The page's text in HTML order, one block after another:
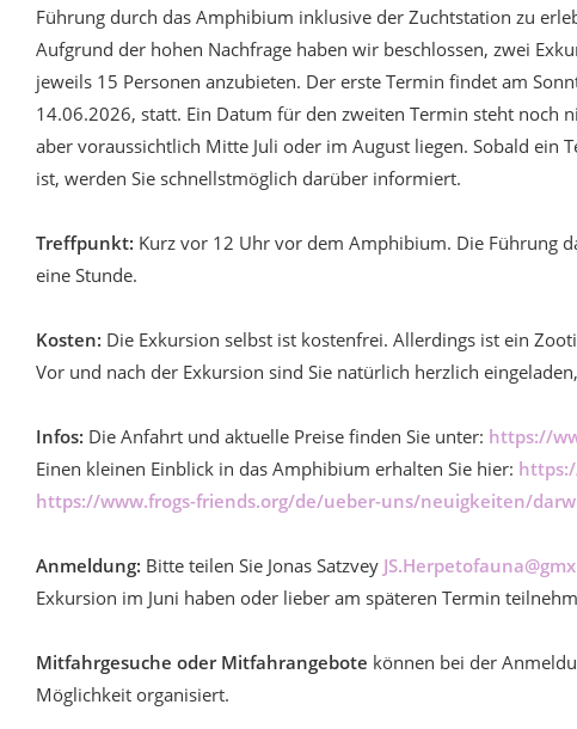
Führung durch das Amphibium inklusive der Zuchtstation zu
Aufgrund der hohen Nachfrage haben wir beschlossen, zwei
jeweils 15 Personen anzubieten. Der erste Termin findet am
14.06.2026, statt. Ein Datum für den zweiten Termin steht noch
aber voraussichtlich Mitte Juli oder im August liegen. Sobald ein
ist, werden Sie schnellstmöglich darüber informiert.
Treffpunkt: Kurz vor 12 Uhr vor dem Amphibium. Die Führung
eine Stunde.
Kosten: Die Exkursion selbst ist kostenfrei. Allerdings ist ein
Vor und nach der Exkursion sind Sie natürlich herzlich
Infos: Die Anfahrt und aktuelle Preise finden Sie unter: https://
Einen kleinen Einblick in das Amphibium erhalten Sie hier:
https://www.frogs-friends.org/de/ueber-uns/neuigkeiten/
Anmeldung: Bitte teilen Sie Jonas Satzvey
Exkursion im Juni haben oder lieber am späteren Termin
Mitfahrgesuche oder Mitfahrangebote können bei der
Möglichkeit organisiert.